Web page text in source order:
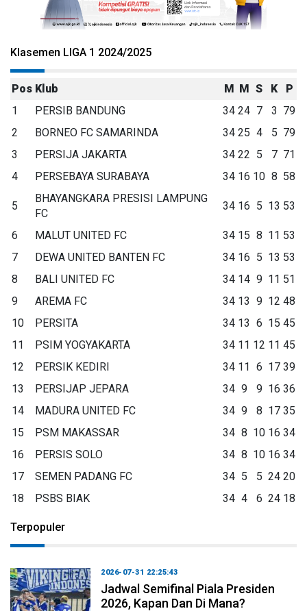
Klasemen LIGA 1 2024/2025
Pos Klub M M S K
P
1
PERSIB BANDUNG 34 24 7 3 79
2
BORNEO FC SAMARINDA 34 25 4 5 79
3
PERSIJA JAKARTA 34 22 5 7 71
4
PERSEBAYA SURABAYA 34 16 10 8 58
5
BHAYANGKARA PRESISI LAMPUNG
FC
34 16 5 13 53
6 MALUT UNITED FC 34 15 8 11 53
7
DEWA UNITED BANTEN FC 34 16 5 13 53
8
BALI UNITED FC 34 14 9 11 51
9
AREMA FC 34 13 9 12 48
10
PERSITA 34 13 6 15 45
11
PSIM YOGYAKARTA 34 11 12 11 45
12
PERSIK KEDIRI 34 11 6 17 39
13
PERSIJAP JEPARA 34 9 9 16 36
14
MADURA UNITED FC 34 9 8 17 35
15
PSM MAKASSAR 34 8 10 16 34
16
PERSIS SOLO 34 8 10 16 34
17
SEMEN PADANG FC 34 5 5 24 20
18
PSBS BIAK 34 4 6 24 18
Terpopuler
2026-07-31 22:25:43
Jadwal Semifinal Piala Presiden
2026, Kapan Dan Di Mana?